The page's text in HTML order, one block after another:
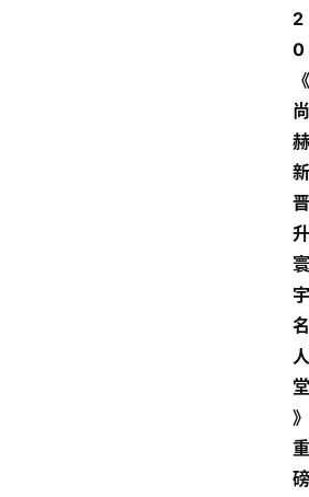
2
0
《
尚
赫
新
晋
升
寰
宇
名
人
堂
》
重
磅